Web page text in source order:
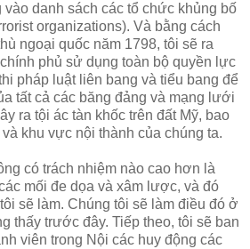
danh sách các tổ chức khủng bố
organizations). Và bằng cách
ngoại quốc năm 1798, tôi sẽ ra
phủ sử dụng toàn bộ quyền lực
pháp luật liên bang và tiểu bang để
tất cả các băng đảng và mạng lưới
ra tội ác tàn khốc trên đất Mỹ, bao
khu vực nội thành của chúng ta.
có trách nhiệm nào cao hơn là
mối đe dọa và xâm lược, và đó
sẽ làm. Chúng tôi sẽ làm điều đó ở
thấy trước đây. Tiếp theo, tôi sẽ ban
viên trong Nội các huy động các